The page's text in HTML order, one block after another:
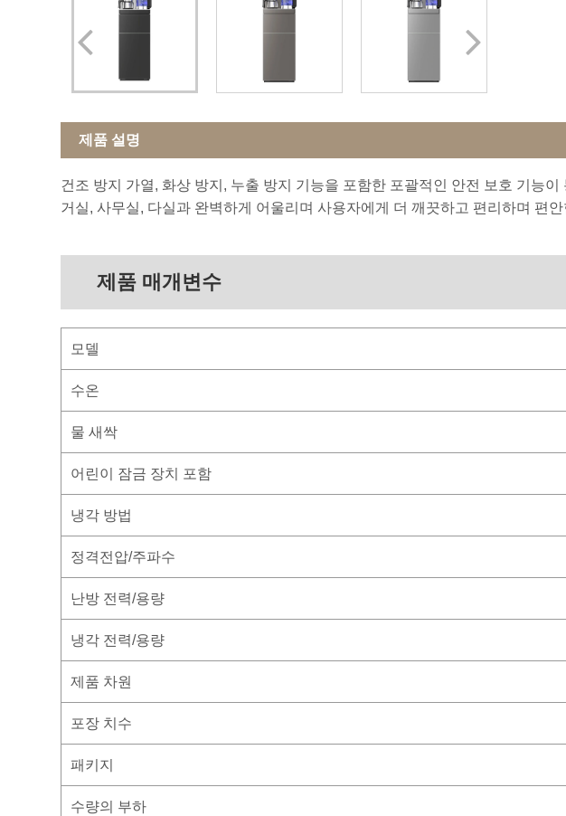
제품 설명
건조 방지 가열, 화상 방지, 누출 방지 기능을 포함한 포괄적인 안전 보호 기능
거실, 사무실, 다실과 완벽하게 어울리며 사용자에게 더 깨끗하고 편리하며 편
제품 매개변수
모델
수온
물 새싹
어린이 잠금 장치 포함
냉각 방법
정격전압/주파수
난방 전력/용량
냉각 전력/용량
제품 차원
포장 치수
패키지
수량의 부하